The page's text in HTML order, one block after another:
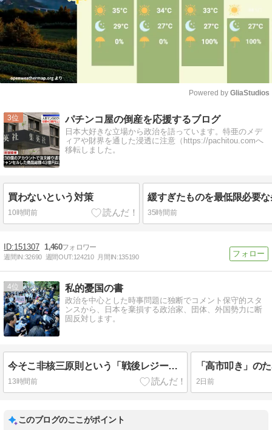
Powered by GliaStudios
3 パチンコ屋の倒産を応援するブログ
日本大好きな立場から政治を語っています。特亜のメデ
ィアや財界を通した浸透に注意（https://pachitou.comへ
移転しました。
買わないという対策
10時間前 35時間前
151307 1,460
週間IN:32690 週間OUT:124210 月間IN:135190
4 私的憂国の書
政治を中心とした時事問題に独断でコメント保守的スタ
ンスから、日本を棄損する政治家、団体、外国勢力に断
固反対します。
今そこ非核三原則という「戦後レジーム」を打ち破れ
13時間前 2日前
このブログのここがポイント